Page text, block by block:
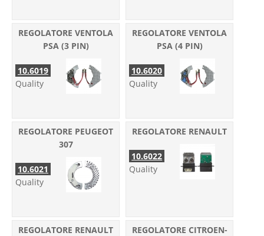
REGOLATORE VENTOLA
PSA (3 PIN)
10.6019
Quality
REGOLATORE VENTOLA
PSA (4 PIN)
10.6020
Quality
REGOLATORE PEUGEOT
307
10.6021
Quality
REGOLATORE RENAULT
10.6022
Quality
REGOLATORE RENAULT
REGOLATORE CITROEN-